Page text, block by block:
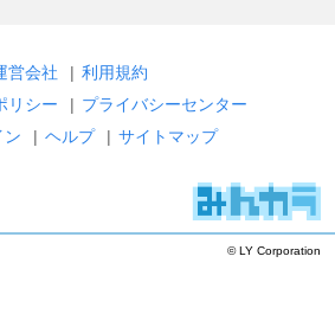
営会社 | 利用規約
リシー
| プライバシーセンター
ン
| ヘルプ | サイトマップ
© LY Corporation